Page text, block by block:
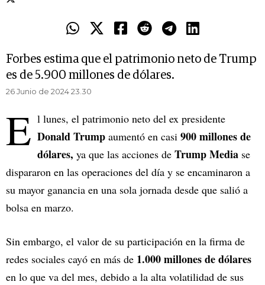
Forbes estima que el patrimonio neto de Trump
es de 5.900 millones de dólares.
26 Junio de 2024 23.30
E l lunes, el patrimonio neto del ex presidente
Donald Trump aumentó en casi 900 millones de
dólares, ya que las acciones de TrumpMedia se
dispararon en las operaciones del día y se encaminaron a
su mayor ganancia en una sola jornada desde que salió a
bolsa en marzo.
Sin embargo, el valor de su participación en la firma de
redes sociales cayó en más de 1.000 millones de dólares
en lo que va del mes, debido a la alta volatilidad de sus